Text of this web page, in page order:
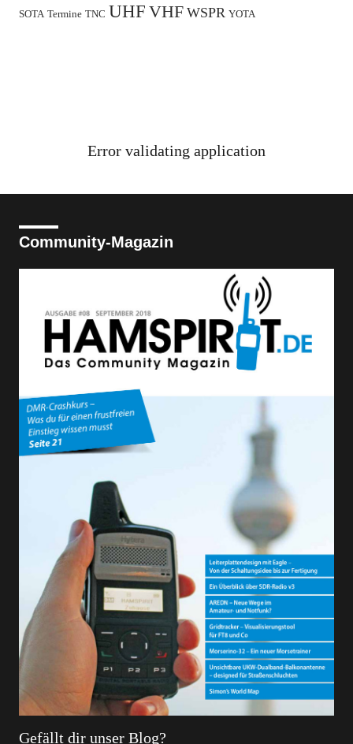
SOTA Termine TNC UHF VHF WSPR YOTA
Error validating application
Community-Magazin
Gefällt dir unser Blog?